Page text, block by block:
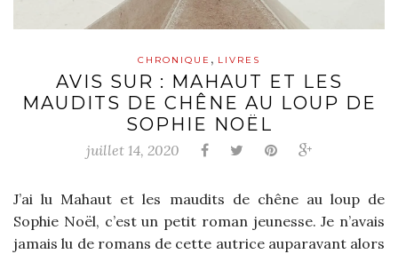
CHRONIQUE , LIVRES
AVIS SUR : MAHAUT ET LES
MAUDITS DE CHÊNE AU LOUP DE
SOPHIE NOËL
juillet 14, 2020
J’ai lu Mahaut et les maudits de chêne au loup de
Sophie Noël, c’est un petit roman jeunesse. Je n’avais
jamais lu de romans de cette autrice auparavant alors